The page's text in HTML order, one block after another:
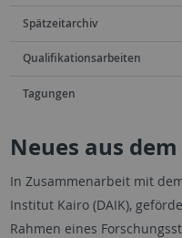
Spätzeitarchiv
Qualifikationsarbeiten
Tagungen
Neues aus
In Zusammenarbeit mit
Institut Kairo (DAIK),
Rahmen eines